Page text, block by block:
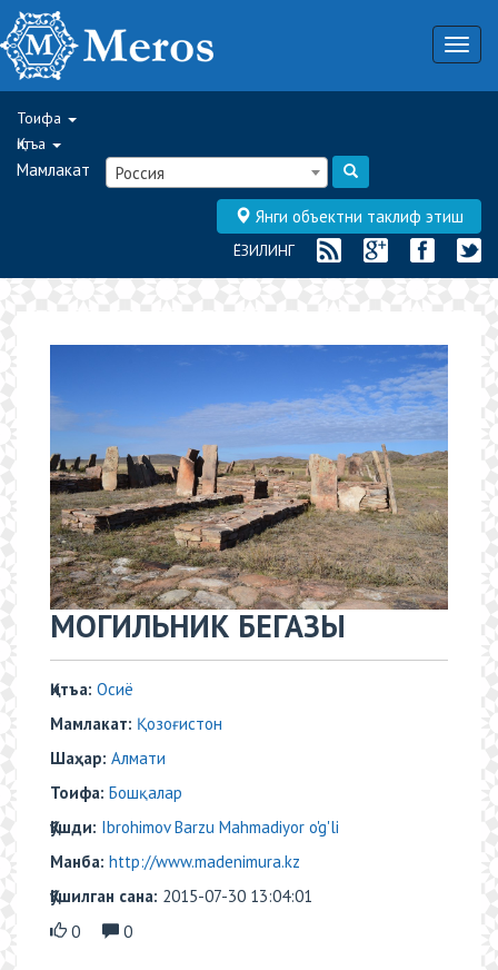
Тоифа
Қитъа
Мамлакат Россия
Янги объектни таклиф этиш
ЁЗИЛИНГ
МОГИЛЬНИК БЕГАЗЫ
Қитъа: Осиё
Мамлакат: Қозоғистон
Шаҳар: Aлмати
Тоифа: Бошқалар
Қўшди: Ibrohimov Barzu Mahmadiyor o'g'li
Манба: http://www.madenimura.kz
Қўшилган сана: 2015-07-30 13:04:01
0
0